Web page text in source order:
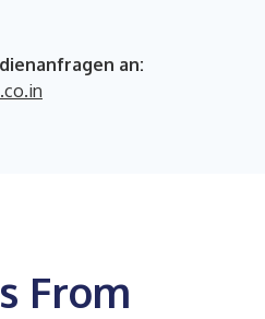
an:
From